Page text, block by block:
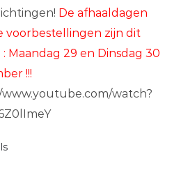
De afhaaldagen
voorbestellingen zijn dit
: Maandag 29 en Dinsdag 30
!!!
www.youtube.com/watch?